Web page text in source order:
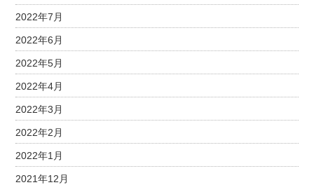
2022年7月
2022年6月
2022年5月
2022年4月
2022年3月
2022年2月
2022年1月
2021年12月